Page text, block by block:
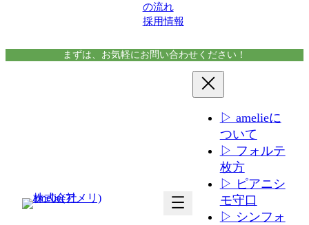
の流れ
採用情報
まずは、お気軽にお問い合わせください！
▷ amelieに
ついて
▷ フォルテ
枚方
▷ ピアニシ
モ守口
▷ シンフォ